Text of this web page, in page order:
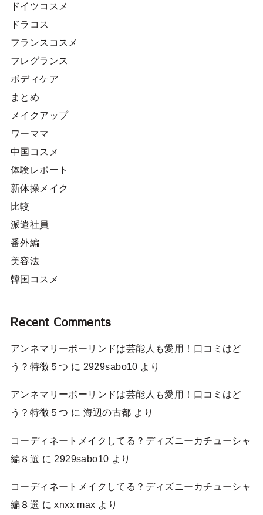
ドイツコスメ
ドラコス
フランスコスメ
フレグランス
ボディケア
まとめ
メイクアップ
ワーママ
中国コスメ
体験レポート
新体操メイク
比較
派遣社員
番外編
美容法
韓国コスメ
Recent Comments
アンネマリーボーリンドは芸能人も愛用！口コミはど
う？特徴５つ に 2929sabo10 より
アンネマリーボーリンドは芸能人も愛用！口コミはど
う？特徴５つ に 海辺の古都 より
コーディネートメイクしてる？ディズニーカチューシャ
編８選 に 2929sabo10 より
コーディネートメイクしてる？ディズニーカチューシャ
編８選 にxnxx max より